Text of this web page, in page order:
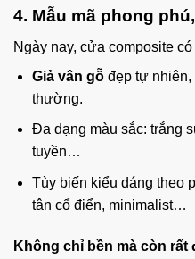
4. Mẫu mã phong
Ngày nay, cửa composite có
Giả vân gỗđẹp tự nhiên,
thường.
Đa dạng màu sắc: trắng
tuyền…
Tùy biến kiểu dáng theo
tân cổ điển, minimalist…
Không chỉ bền mà còn rất